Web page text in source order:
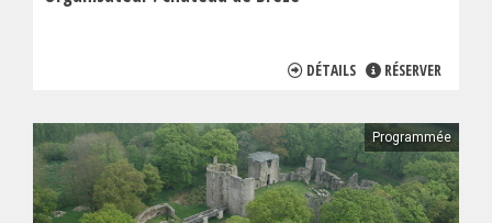
DÉTAILS RÉSERVER
Programmée